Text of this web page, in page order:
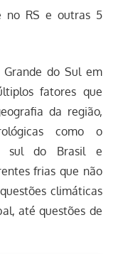
no RS e outras 5
Grande do Sul em
fatores que
da região,
como o
sul do Brasil e
frias que não
climáticas
até questões de